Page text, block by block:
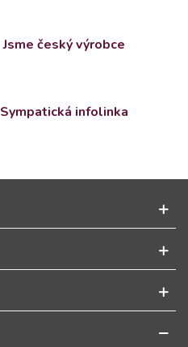
Jsme český výrobce
Sympatická infolinka